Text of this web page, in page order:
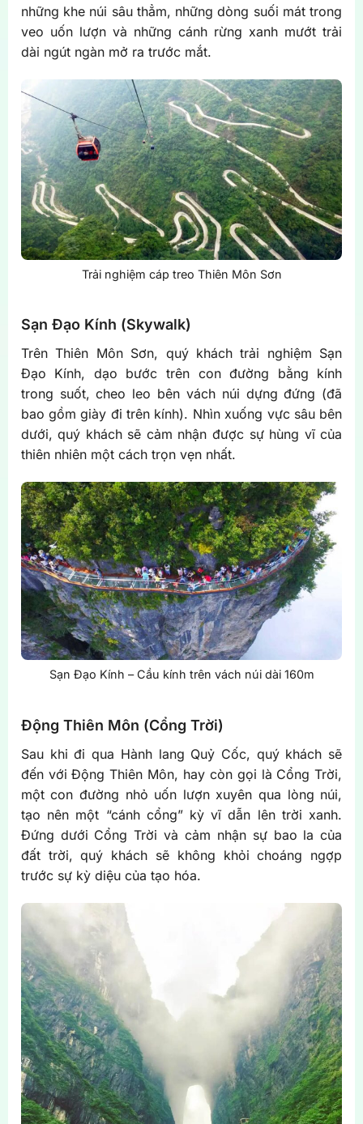
những khe núi sâu thẳm, những dòng suối mát trong
veo uốn lượn và những cánh rừng xanh mướt trải
dài ngút ngàn mở ra trước mắt.
Trải nghiệm cáp treo Thiên Môn Sơn
Sạn Đạo Kính (Skywalk)
Trên Thiên Môn Sơn, quý khách trải nghiệm Sạn
Đạo Kính, dạo bước trên con đường bằng kính
trong suốt, cheo leo bên vách núi dựng đứng (đã
bao gồm giày đi trên kính). Nhìn xuống vực sâu bên
dưới, quý khách sẽ cảm nhận được sự hùng vĩ của
thiên nhiên một cách trọn vẹn nhất.
Sạn Đạo Kính – Cầu kính trên vách núi dài 160m
Động Thiên Môn (Cổng Trời)
Sau khi đi qua Hành lang Quỷ Cốc, quý khách sẽ
đến với Động Thiên Môn, hay còn gọi là Cổng Trời,
một con đường nhỏ uốn lượn xuyên qua lòng núi,
tạo nên một “cánh cổng” kỳ vĩ dẫn lên trời xanh.
Đứng dưới Cổng Trời và cảm nhận sự bao la của
đất trời, quý khách sẽ không khỏi choáng ngợp
trước sự kỳ diệu của tạo hóa.